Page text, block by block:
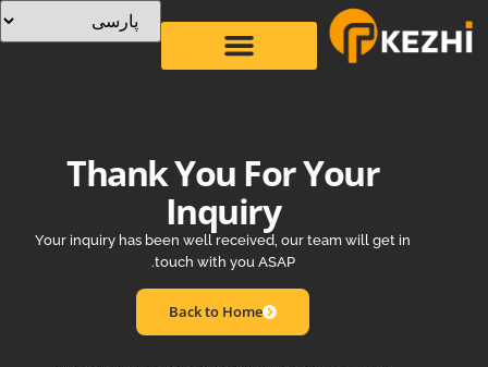
Thank You For Your
Inquiry
Your inquiry has been well received, our team will get in
touch with you ASAP.
Back to Home